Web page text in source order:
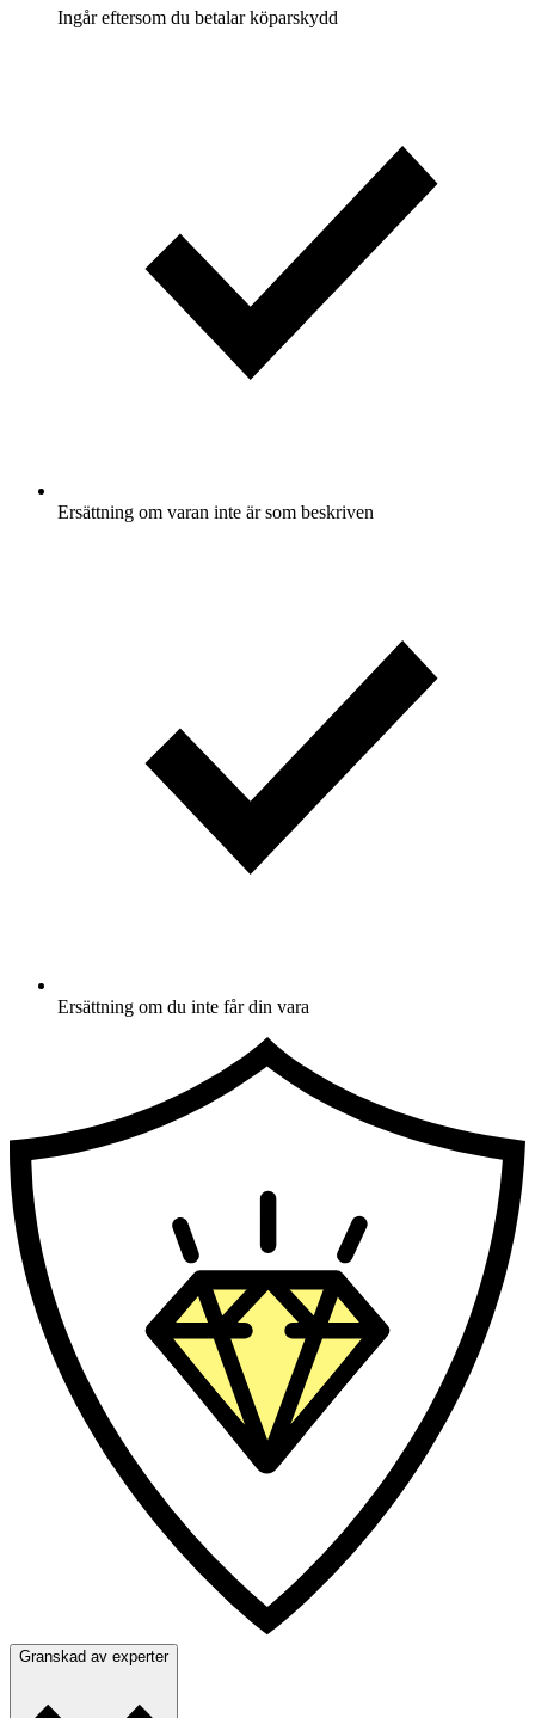
Ingår eftersom du betalar köparskydd
Ersättning om varan inte är som beskriven
Ersättning om du inte får din vara
Granskad av experter